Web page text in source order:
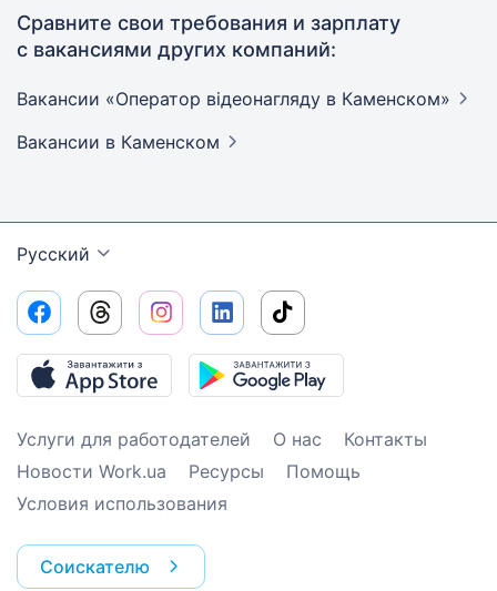
Сравните свои требования и зарплату
с вакансиями других компаний:
Вакансии «Оператор відеонагляду в Каменском»
Вакансии в Каменском
Русский
Услуги для работодателей О нас
Контакты
Новости Work.ua
Ресурсы
Помощь
Условия использования
Соискателю